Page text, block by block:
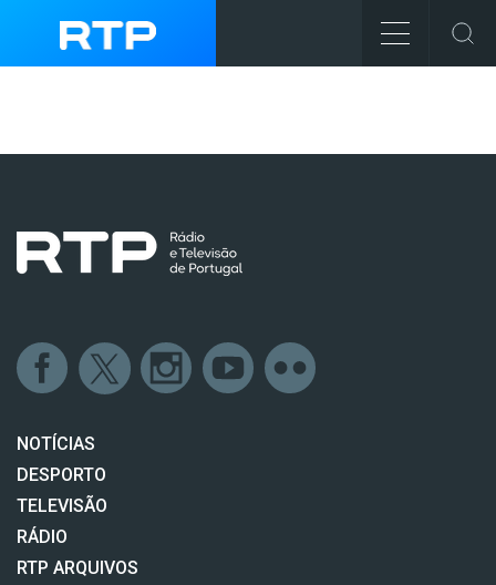
NOTÍCIAS
DESPORTO
TELEVISÃO
RÁDIO
RTP ARQUIVOS